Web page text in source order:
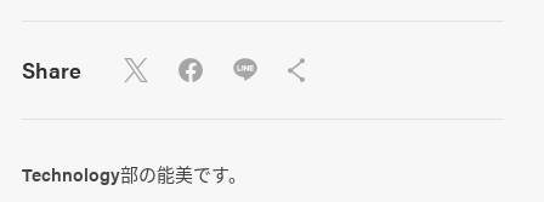
Share
Technology部の能美です。